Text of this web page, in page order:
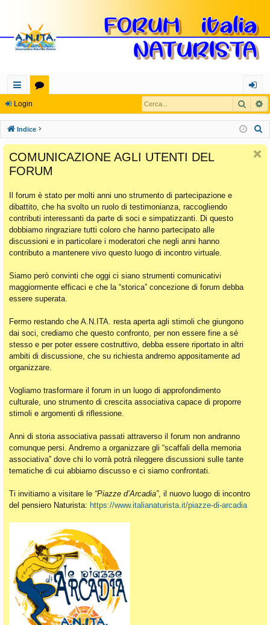
oll
eg
a
m
en
ti
Ra
pi
di
u
m
og
in
Login Cerca
Indice
COMUNICAZIONE AGLI UTENTI DEL
FORUM
Il forum è stato per molti anni uno strumento di partecipazione e
dibattito, che ha svolto un ruolo di testimonianza, raccogliendo
contributi interessanti da parte di soci e simpatizzanti. Di questo
dobbiamo ringraziare tutti coloro che hanno partecipato alle
discussioni e in particolare i moderatori che negli anni hanno
contributo a mantenere vivo questo luogo di incontro virtuale.
Siamo però convinti che oggi ci siano strumenti comunicativi
maggiormente efficaci e che la “storica” concezione di forum debba
essere superata.
Fermo restando che A.N.ITA. resta aperta agli stimoli che giungono
dai soci, crediamo che questo confronto, per non essere fine a sé
stesso e per poter essere costruttivo, debba essere riportato in altri
ambiti di discussione, che su richiesta andremo appositamente ad
organizzare.
Vogliamo trasformare il forum in un luogo di approfondimento
culturale, uno strumento di crescita associativa capace di proporre
stimoli e argomenti di riflessione.
Anni di storia associativa passati attraverso il forum non andranno
comunque persi. Andremo a organizzare gli “scaffali della memoria
associativa” dove chi lo vorrà potrà rileggere discussioni sulle tante
tematiche di cui abbiamo discusso e ci siamo confrontati.
Ti invitiamo a visitare le “Piazze d’Arcadia”, il nuovo luogo di incontro
del pensiero Naturista: https://www.italianaturista.it/piazze-di-arcadia